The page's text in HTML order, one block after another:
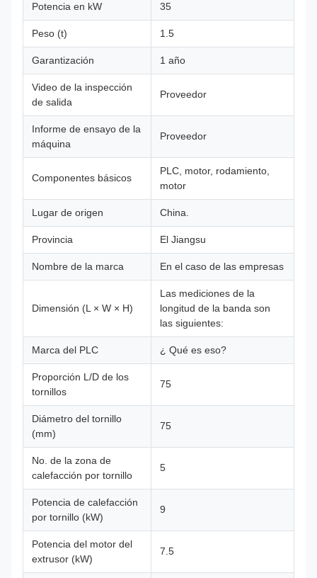
Potencia en kW 35
Peso (t) 1.5
Garantización 1 año
Video de la inspección
de salida
Proveedor
Informe de ensayo de la
máquina
Proveedor
Componentes básicos
PLC, motor, rodamiento,
motor
Lugar de origen China.
Provincia El Jiangsu
Nombre de la marca En el caso de las empresas
Dimensión (L × W × H)
Las mediciones de la
longitud de la banda son
las siguientes:
Marca del PLC ¿ Qué es eso?
Proporción L/D de los
tornillos
75
Diámetro del tornillo
(mm)
75
No. de la zona de
calefacción por tornillo
5
Potencia de calefacción
por tornillo (kW)
9
Potencia del motor del
extrusor (kW)
7.5